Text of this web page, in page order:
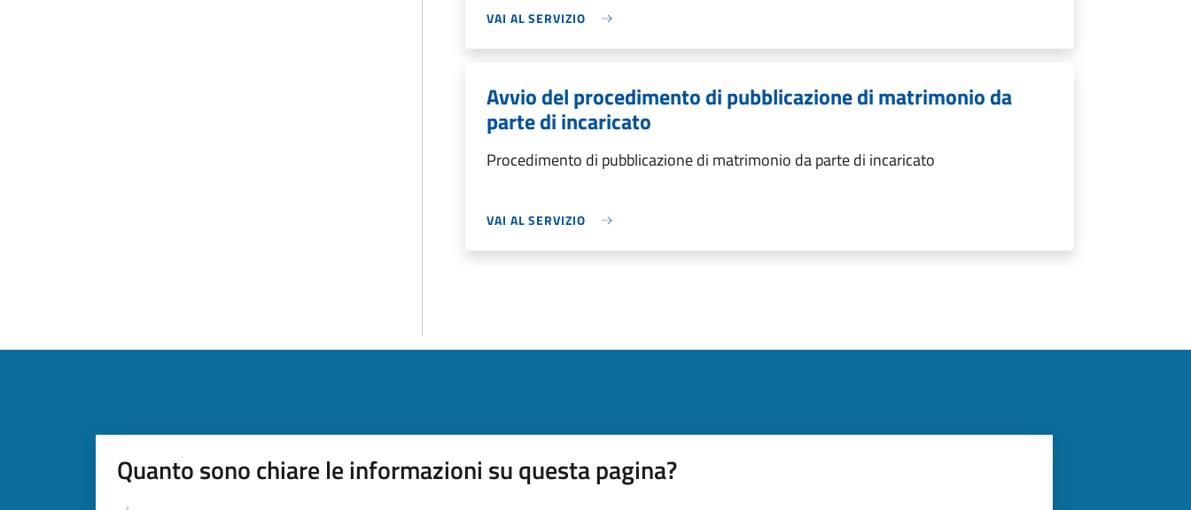
VAI AL SERVIZIO
Avvio del procedimento di pubblicazione di matrimonio da
parte di incaricato
Procedimento di pubblicazione di matrimonio da parte di incaricato
VAI AL SERVIZIO
Quanto sono chiare le informazioni su questa pagina?